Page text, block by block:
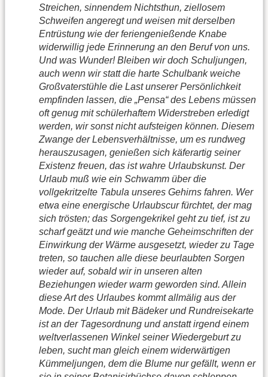
Streichen, sinnendem Nichtsthun, ziellosem
Schweifen angeregt und weisen mit derselben
Entrüstung wie der feriengenießende Knabe
widerwillig jede Erinnerung an den Beruf von uns.
Und was Wunder! Bleiben wir doch Schuljungen,
auch wenn wir statt die harte Schulbank weiche
Großvaterstühle die Last unserer Persönlichkeit
empfinden lassen, die „Pensa“ des Lebens müssen
oft genug mit schülerhaftem Widerstreben erledigt
werden, wir sonst nicht aufsteigen können. Diesem
Zwange der Lebensverhältnisse, um es rundweg
herauszusagen, genießen sich käferartig seiner
Existenz freuen, das ist wahre Urlaubskunst. Der
Urlaub muß wie ein Schwamm über die
vollgekritzelte Tabula unseres Gehirns fahren. Wer
etwa eine energische Urlaubscur fürchtet, der mag
sich trösten; das Sorgengekrikel geht zu tief, ist zu
scharf geätzt und wie manche Geheimschriften der
Einwirkung der Wärme ausgesetzt, wieder zu Tage
treten, so tauchen alle diese beurlaubten Sorgen
wieder auf, sobald wir in unseren alten
Beziehungen wieder warm geworden sind. Allein
diese Art des Urlaubes kommt allmälig aus der
Mode. Der Urlaub mit Bädeker und Rundreisekarte
ist an der Tagesordnung und anstatt irgend einem
weltverlassenen Winkel seiner Wiedergeburt zu
leben, sucht man gleich einem widerwärtigen
Kümmeljungen, dem die Blume nur gefällt, wenn er